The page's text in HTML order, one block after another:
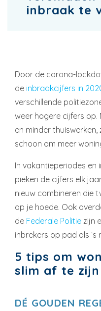
inbraak te
Door de corona-
de inbraakcijfers in
verschillende
weer hogere cijfers op.
en minder thuiswerken,
schoon om meer
In vakantieperiodes en
pieken de cijfers elk
nieuw combineren die
op je hoede. Ook
de Federale Politie zijn
inbrekers op pad als ‘s
5 tips om
slim af te zijn
DÉ GOUDEN